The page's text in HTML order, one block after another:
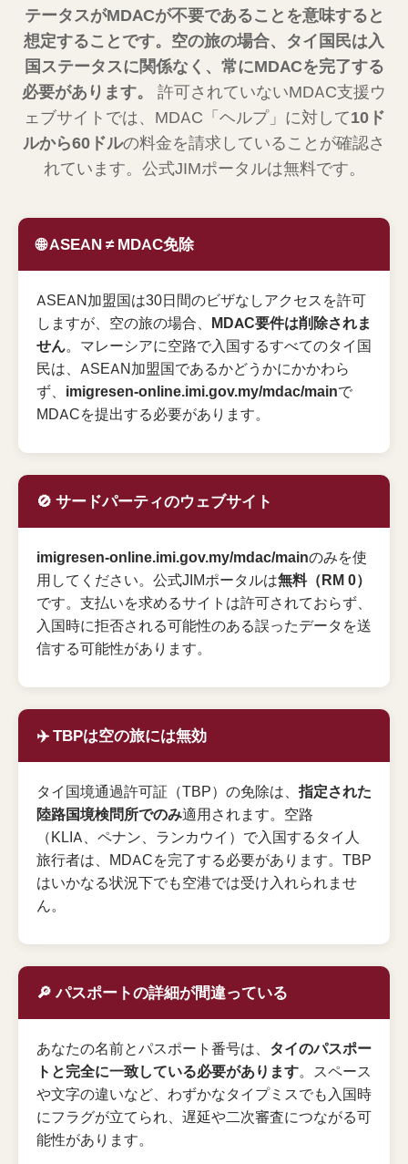
テータスがMDACが不要であることを意味すると
想定することです。空の旅の場合、タイ国民は入
国ステータスに関係なく、常にMDACを完了する
必要があります。
許可されていないMDAC支援ウ
ェブサイトでは、MDAC「ヘルプ」に対して10ド
ルから60ドルの料金を請求していることが確認さ
れています。公式JIMポータルは無料です。
🌐 ASEAN ≠ MDAC免除
ASEAN加盟国は30日間のビザなしアクセスを許可
しますが、空の旅の場合、 MDAC要件は削除されま
せん。マレーシアに空路で入国するすべてのタイ国
民は、ASEAN加盟国であるかどうかにかかわら
ず、 imigresen-online.imi.gov.my/mdac/mainで
MDACを提出する必要があります。
🚫 サードパーティのウェブサイト
imigresen-online.imi.gov.my/mdac/mainのみを使
用してください。公式JIMポータルは無料（RM 0）
です。支払いを求めるサイトは許可されておらず、
入国時に拒否される可能性のある誤ったデータを送
信する可能性があります。
✈️ TBPは空の旅には無効
タイ国境通過許可証（TBP）の免除は、 指定された
陸路国境検問所でのみ適用されます。空路
（KLIA、ペナン、ランカウイ）で入国するタイ人
旅行者は、MDACを完了する必要があります。TBP
はいかなる状況下でも空港では受け入れられませ
ん。
🔎 パスポートの詳細が間違っている
あなたの名前とパスポート番号は、 タイのパスポー
トと完全に一致している必要があります。スペース
や文字の違いなど、わずかなタイプミスでも入国時
にフラグが立てられ、遅延や二次審査につながる可
能性があります。